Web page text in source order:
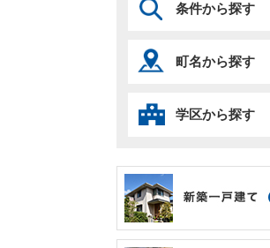
条件から探す
町名から探す
学区から探す